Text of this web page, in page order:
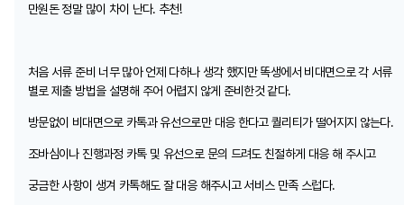
만원돈 정말 많이 차이 난다. 추천!
처음 서류 준비 너무 많아 언제 다하나 생각 했지만 똑생에서 비대면으로 각 서류
별로 제출 방법을 설명해 주어 어렵지 않게 준비한것 같다.
방문없이 비대면으로 카톡과 유선으로만 대응 한다고 퀄리티가 떨어지지 않는다.
조바심이나 진행과정 카톡 및 유선으로 문의 드려도 친절하게 대응 해 주시고
궁금한 사항이 생겨 카톡해도 잘 대응 해주시고 서비스 만족 스럽다.